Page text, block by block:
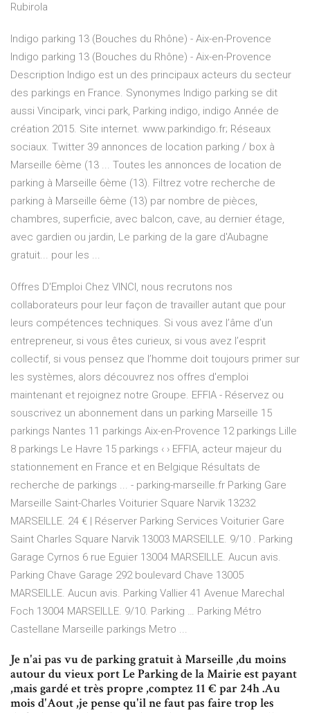
Rubirola
Indigo parking 13 (Bouches du Rhône) - Aix-en-Provence
Indigo parking 13 (Bouches du Rhône) - Aix-en-Provence
Description Indigo est un des principaux acteurs du secteur
des parkings en France. Synonymes Indigo parking se dit
aussi Vincipark, vinci park, Parking indigo, indigo Année de
création 2015. Site internet. www.parkindigo.fr; Réseaux
sociaux. Twitter 39 annonces de location parking / box à
Marseille 6ème (13 ... Toutes les annonces de location de
parking à Marseille 6ème (13). Filtrez votre recherche de
parking à Marseille 6ème (13) par nombre de pièces,
chambres, superficie, avec balcon, cave, au dernier étage,
avec gardien ou jardin, Le parking de la gare d'Aubagne
gratuit... pour les ...
Offres D'Emploi Chez VINCI, nous recrutons nos
collaborateurs pour leur façon de travailler autant que pour
leurs compétences techniques. Si vous avez l’âme d’un
entrepreneur, si vous êtes curieux, si vous avez l’esprit
collectif, si vous pensez que l’homme doit toujours primer sur
les systèmes, alors découvrez nos offres d'emploi
maintenant et rejoignez notre Groupe. EFFIA - Réservez ou
souscrivez un abonnement dans un parking Marseille 15
parkings Nantes 11 parkings Aix-en-Provence 12 parkings Lille
8 parkings Le Havre 15 parkings ‹ › EFFIA, acteur majeur du
stationnement en France et en Belgique Résultats de
recherche de parkings ... - parking-marseille.fr Parking Gare
Marseille Saint-Charles Voiturier Square Narvik 13232
MARSEILLE. 24 € | Réserver Parking Services Voiturier Gare
Saint Charles Square Narvik 13003 MARSEILLE. 9/10 . Parking
Garage Cyrnos 6 rue Eguier 13004 MARSEILLE. Aucun avis.
Parking Chave Garage 292 boulevard Chave 13005
MARSEILLE. Aucun avis. Parking Vallier 41 Avenue Marechal
Foch 13004 MARSEILLE. 9/10. Parking … Parking Métro
Castellane Marseille parkings Metro ...
Je n'ai pas vu de parking gratuit à Marseille ,du moins
autour du vieux port Le Parking de la Mairie est payant
,mais gardé et très propre ,comptez 11 € par 24h .Au
mois d'Aout ,je pense qu'il ne faut pas faire trop les